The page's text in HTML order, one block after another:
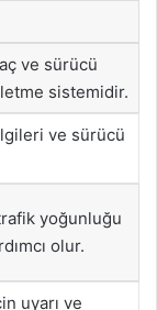
ve sürücü
sistemidir.
ve sürücü
yoğunluğu
olur.
uyarı ve